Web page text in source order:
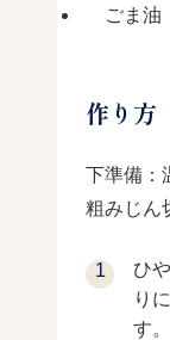
ごま油
作り方
下準備：
粗みじん
ひ
り
す。